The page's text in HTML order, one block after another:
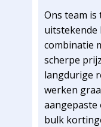
Ons team is
uitstekende
combinatie
scherpe
langdurige
werken
bulk